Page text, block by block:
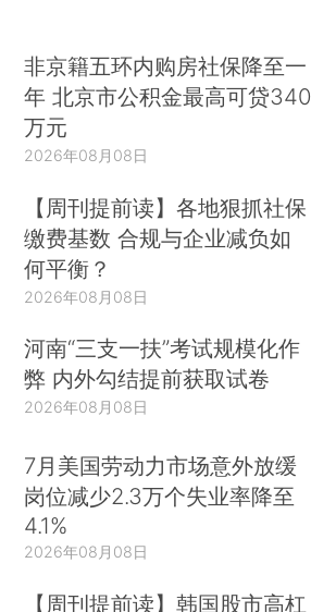
非京籍五环内购房社保降至一
年 北京市公积金最高可贷340
万元
2026年08月08日
【周刊提前读】各地狠抓社保
缴费基数 合规与企业减负如
何平衡？
2026年08月08日
河南“三支一扶”考试规模化作
弊 内外勾结提前获取试卷
2026年08月08日
7月美国劳动力市场意外放缓
岗位减少2.3万个失业率降至
4.1%
2026年08月08日
【周刊提前读】韩国股市高杠